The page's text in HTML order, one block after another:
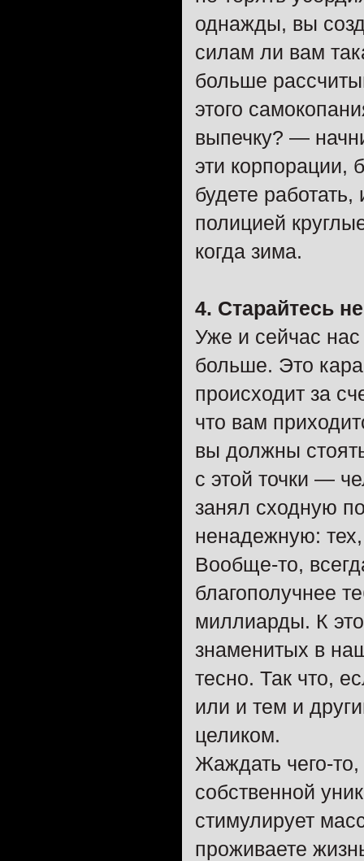
однажды, вы
силам ли вам
больше
этого
выпечку? —
эти корпорации,
будете
полицией
когда зима.
4. Старайтесь
Уже и сейчас
больше. Это
происходит за
что вам
вы должны
с этой точки —
занял сходную
ненадежную:
Вообще-то,
благополучнее
миллиарды. К
знаменитых в
тесно. Так что,
или и тем и
целиком.
Жаждать чего-то,
собственной
стимулирует
проживаете